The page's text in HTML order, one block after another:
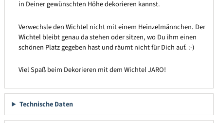
in Deiner gewünschten Höhe dekorieren kannst.
Verwechsle den Wichtel nicht mit einem Heinzelmännchen. Der
Wichtel bleibt genau da stehen oder sitzen, wo Du ihm einen
schönen Platz gegeben hast und räumt nicht für Dich auf. :-)
Viel Spaß beim Dekorieren mit dem Wichtel JARO!
Technische Daten